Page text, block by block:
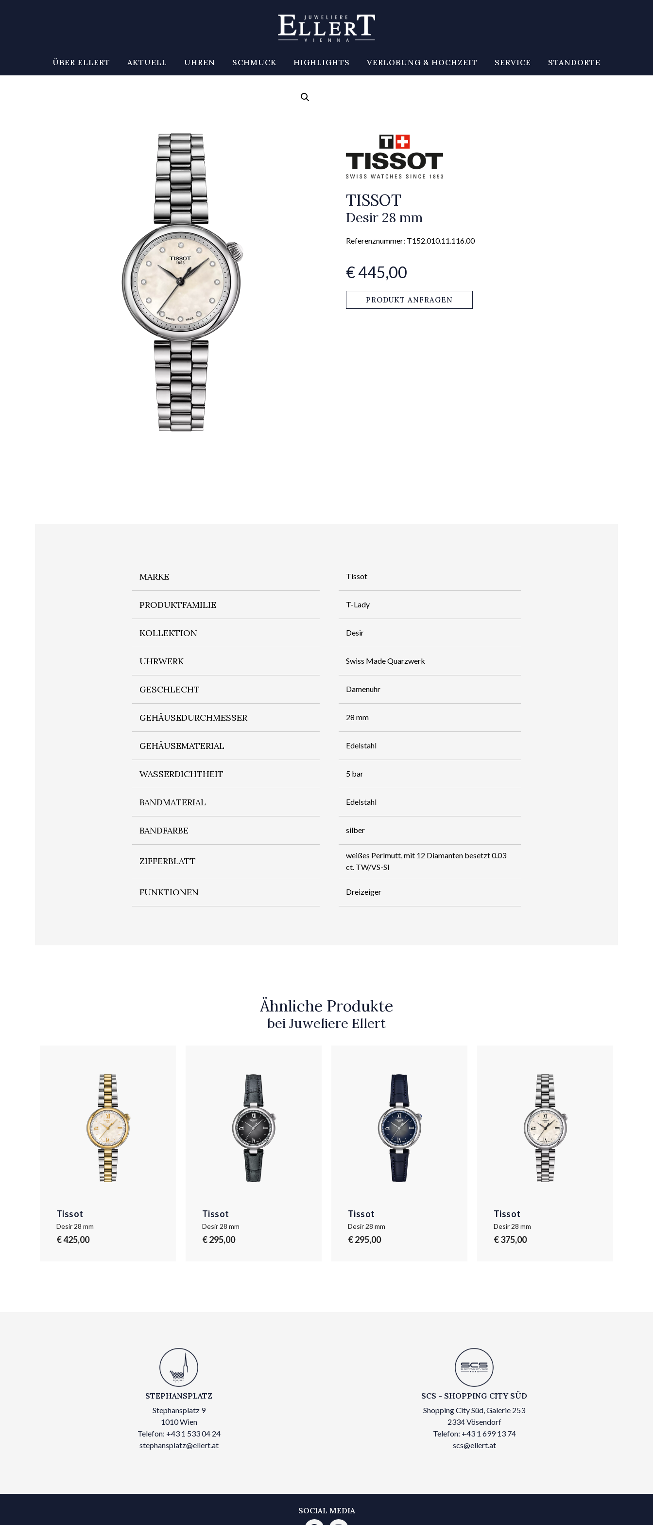
ÜBER ELLERT AKTUELL UHREN SCHMUCK HIGHLIGHTS VERLOBUNG & HOCHZEIT SERVICE STANDORTE
TISSOT
Desir 28 mm
Referenznummer: T152.010.11.116.00
€ 445,00
PRODUKT ANFRAGEN
MARKE Tissot
PRODUKTFAMILIE T-Lady
KOLLEKTION Desir
UHRWERK Swiss Made Quarzwerk
GESCHLECHT Damenuhr
GEHÄUSEDURCHMESSER 28 mm
GEHÄUSEMATERIAL Edelstahl
WASSERDICHTHEIT 5 bar
BANDMATERIAL Edelstahl
BANDFARBE silber
ZIFFERBLATT
weißes Perlmutt, mit 12 Diamanten besetzt 0.03
ct. TW/VS-SI
FUNKTIONEN Dreizeiger
Ähnliche Produkte
bei Juweliere Ellert
Tissot
Desir 28 mm
€ 425,00
Tissot
Desir 28 mm
€ 295,00
Tissot
Desir 28 mm
€ 295,00
Tissot
Desir 28 mm
€ 375,00
STEPHANSPLATZ
Stephansplatz 9
1010 Wien
Telefon: +43 1 533 04 24
stephansplatz@ellert.at
SCS - SHOPPING CITY SÜD
Shopping City Süd, Galerie 253
2334 Vösendorf
Telefon: +43 1 699 13 74
scs@ellert.at
SOCIAL MEDIA